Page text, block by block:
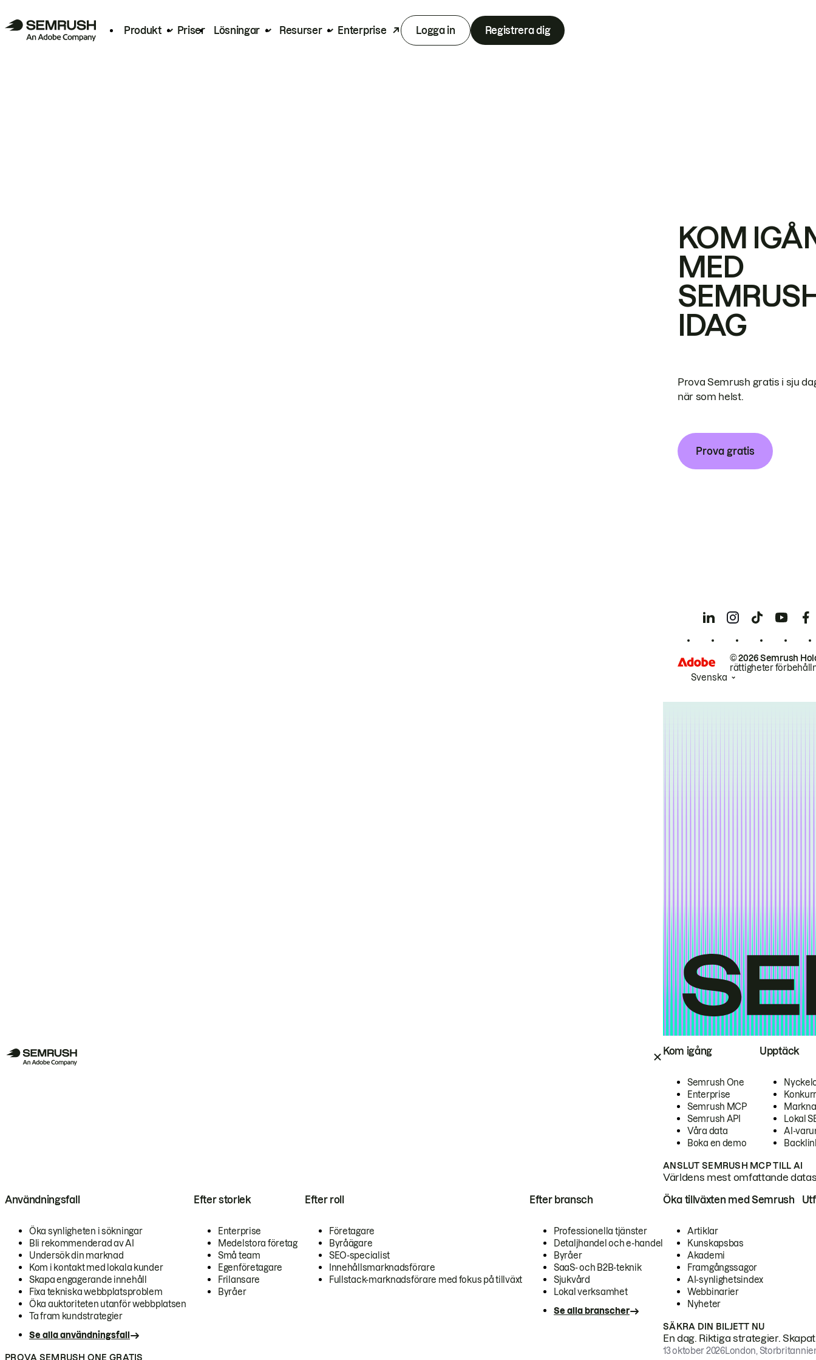
Produkt Priser Lösningar Resurser Enterprise Logga in Registrera dig
Kom igång
Semrush One
Enterprise
Semrush MCP
Semrush API
Våra data
Boka en demo
Upptäck
Lokal
AI-
ANSLUT SEMRUSH MCP TILL AI
Världens mest omfattande
Användningsfall
Öka synligheten i sökningar
Bli rekommenderad av AI
Undersök din marknad
Kom i kontakt med lokala kunder
Skapa engagerande innehåll
Fixa tekniska webbplatsproblem
Öka auktoriteten utanför webbplatsen
Ta fram kundstrategier
Se alla användningsfall
Efter storlek
Enterprise
Medelstora företag
Små team
Egenföretagare
Frilansare
Byråer
Efter roll
Företagare
Byråägare
SEO-specialist
Innehållsmarknadsförare
Fullstack-marknadsförare med fokus på tillväxt
Efter bransch
Professionella tjänster
Detaljhandel och e-handel
Byråer
SaaS- och B2B-teknik
Sjukvård
Lokal verksamhet
Se alla branscher
PROVA SEMRUSH ONE GRATIS
Öka tillväxten med Semrush
Artiklar
Kunskapsbas
Akademi
Framgångssagor
AI-synlighetsindex
Webbinarier
Nyheter
SÄKRA DIN BILJETT NU
En dag. Riktiga strategier.
13 oktober 2026London,
KOM
MED
IDAG
Prova Semrush gratis i sju
när som helst.
Prova gratis
© 2026 Semrush
rättigheter
Svenska